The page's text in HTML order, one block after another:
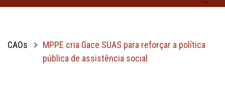
CAOs
MPPE cria Gace SUAS para reforçar a política
pública de assistência social